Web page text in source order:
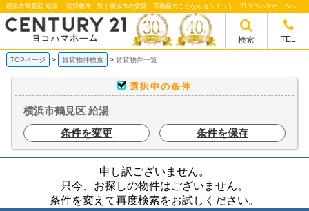
横浜市鶴見区 給湯 ｜賃貸物件一覧｜横浜市の賃貸・不動産のことならセンチュリー21ヨコハマホームへ！横浜市の賃貸仲介や不動産売却・買取、不動産管理など不動産のことならなんでもご相談ください。
検索 TEL
TOPページ 賃貸物件検索 賃貸物件一覧
選択中の条件
横浜市鶴見区 給湯
条件を変更
条件を保存
申し訳ございません。
只今、お探しの物件はございません。
条件を変えて再度検索をお試しください。